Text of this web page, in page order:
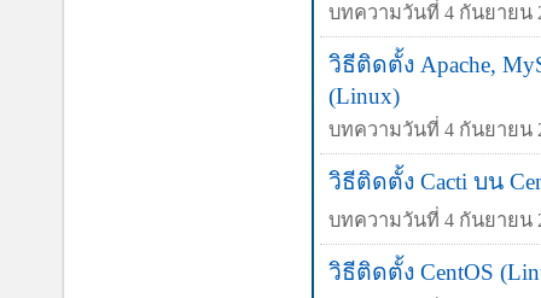
บทความวันที่ 4 กันยายน
วิธีติดตั้ง Apache,
(Linux)
บทความวันที่ 4 กันยายน
วิธีติดตั้ง Cacti บน
บทความวันที่ 4 กันยายน
วิธีติดตั้ง CentOS